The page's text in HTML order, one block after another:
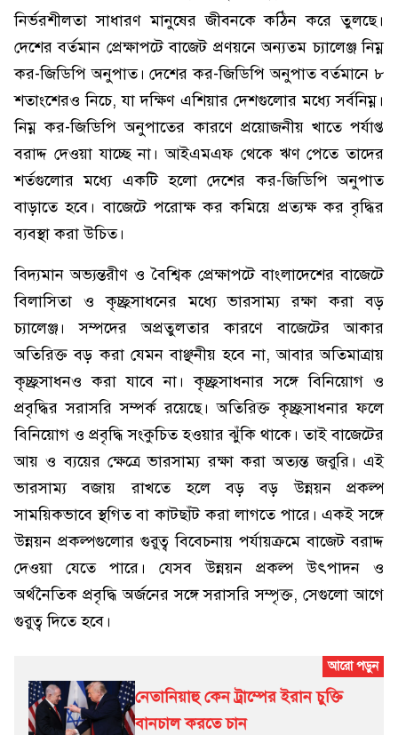
নির্ভরশীলতা সাধারণ মানুষের জীবনকে কঠিন করে তুলছে।
দেশের বর্তমান প্রেক্ষাপটে বাজেট প্রণয়নে অন্যতম চ্যালেঞ্জ নিম্ন
কর-জিডিপি অনুপাত। দেশের কর-জিডিপি অনুপাত বর্তমানে ৮
শতাংশেরও নিচে, যা দক্ষিণ এশিয়ার দেশগুলোর মধ্যে সর্বনিম্ন।
নিম্ন কর-জিডিপি অনুপাতের কারণে প্রয়োজনীয় খাতে পর্যাপ্ত
বরাদ্দ দেওয়া যাচ্ছে না। আইএমএফ থেকে ঋণ পেতে তাদের
শর্তগুলোর মধ্যে একটি হলো দেশের কর-জিডিপি অনুপাত
বাড়াতে হবে। বাজেটে পরোক্ষ কর কমিয়ে প্রত্যক্ষ কর বৃদ্ধির
ব্যবস্থা করা উচিত।
বিদ্যমান অভ্যন্তরীণ ও বৈশ্বিক প্রেক্ষাপটে বাংলাদেশের বাজেটে
বিলাসিতা ও কৃচ্ছ্রসাধনের মধ্যে ভারসাম্য রক্ষা করা বড়
চ্যালেঞ্জ। সম্পদের অপ্রতুলতার কারণে বাজেটের আকার
অতিরিক্ত বড় করা যেমন বাঞ্ছনীয় হবে না, আবার অতিমাত্রায়
কৃচ্ছ্রসাধনও করা যাবে না। কৃচ্ছ্রসাধনার সঙ্গে বিনিয়োগ ও
প্রবৃদ্ধির সরাসরি সম্পর্ক রয়েছে। অতিরিক্ত কৃচ্ছ্রসাধনার ফলে
বিনিয়োগ ও প্রবৃদ্ধি সংকুচিত হওয়ার ঝুঁকি থাকে। তাই বাজেটের
আয় ও ব্যয়ের ক্ষেত্রে ভারসাম্য রক্ষা করা অত্যন্ত জরুরি। এই
ভারসাম্য বজায় রাখতে হলে বড় বড় উন্নয়ন প্রকল্প
সাময়িকভাবে স্থগিত বা কাটছাঁট করা লাগতে পারে। একই সঙ্গে
উন্নয়ন প্রকল্পগুলোর গুরুত্ব বিবেচনায় পর্যায়ক্রমে বাজেট বরাদ্দ
দেওয়া যেতে পারে। যেসব উন্নয়ন প্রকল্প উৎপাদন ও
অর্থনৈতিক প্রবৃদ্ধি অর্জনের সঙ্গে সরাসরি সম্পৃক্ত, সেগুলো আগে
গুরুত্ব দিতে হবে।
নেতানিয়াহু কেন ট্রাম্পের ইরান চুক্তি
বানচাল করতে চান